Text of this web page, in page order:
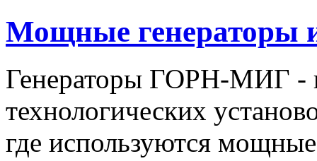
Мощные
Генераторы ГОРН-МИГ -
технологических
где используются